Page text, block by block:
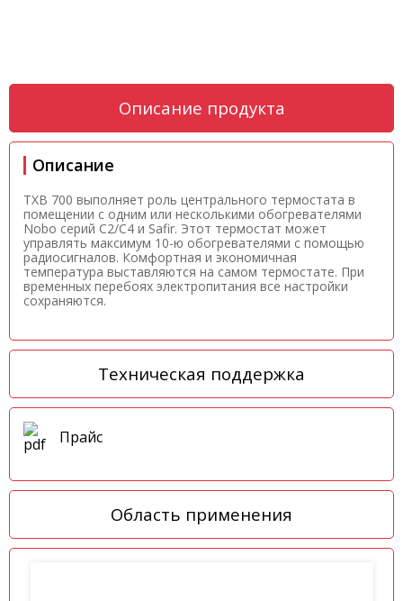
Описание продукта
Описание
TXB 700 выполняет роль центрального термостата в
помещении с одним или несколькими обогревателями
Nobo серий C2/С4 и Safir. Этот термостат может
управлять максимум 10-ю обогревателями с помощью
радиосигналов. Комфортная и экономичная
температура выставляются на самом термостате. При
временных перебоях электропитания все настройки
сохраняются.
Техническая поддержка
Прайс
Область применения